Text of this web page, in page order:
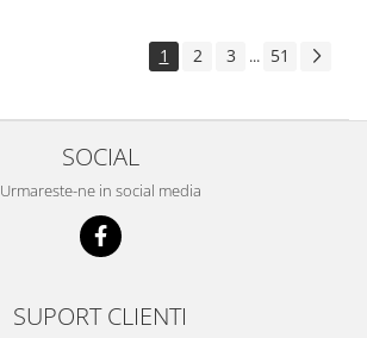
1 2 3 ... 51
SOCIAL
Urmareste-ne in social media
SUPORT CLIENTI